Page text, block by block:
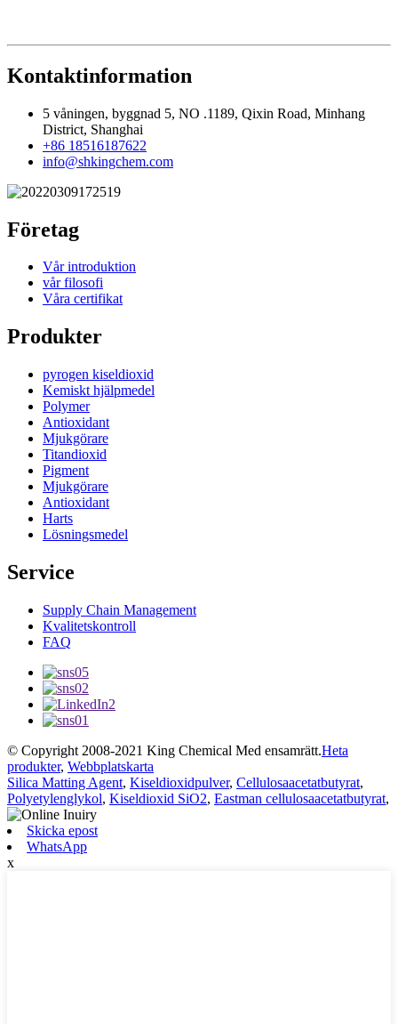
Kontaktinformation
5 våningen, byggnad 5, NO .1189, Qixin Road, Minhang
District, Shanghai
+86 18516187622
info@shkingchem.com
Företag
Vår introduktion
vår filosofi
Våra certifikat
Produkter
pyrogen kiseldioxid
Kemiskt hjälpmedel
Polymer
Antioxidant
Mjukgörare
Titandioxid
Pigment
Mjukgörare
Antioxidant
Harts
Lösningsmedel
Service
Supply Chain Management
Kvalitetskontroll
FAQ
© Copyright 2008-2021 King Chemical Med ensamrätt.Heta
produkter, Webbplatskarta
Silica Matting Agent, Kiseldioxidpulver, Cellulosaacetatbutyrat,
Polyetylenglykol, Kiseldioxid SiO2, Eastman cellulosaacetatbutyrat,
Skicka epost
WhatsApp
x